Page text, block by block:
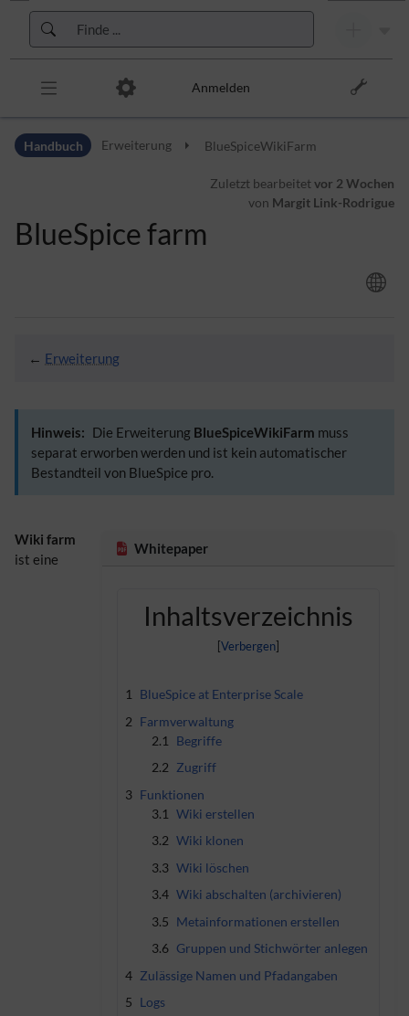
Zur Kopfleiste
Zur Hauptnavigation
Zu den Seitenwerkzeugen
Anmelden
Handbuch Erweiterung BlueSpiceWikiFarm
Zuletzt bearbeitetvor 2 Wochen
von Margit Link-Rodrigue
BlueSpice farm
← Erweiterung
Hinweis: Die Erweiterung BlueSpiceWikiFarm muss
separat erworben werden und ist kein automatischer
Bestandteil von BlueSpice pro.
Whitepaper
Inhaltsverzeichnis
1
BlueSpice at Enterprise Scale
2 Farmverwaltung
2.1
Begriffe
2.2 Zugriff
3 Funktionen
3.1 Wiki erstellen
3.2 Wiki klonen
3.3 Wiki löschen
3.4 Wiki abschalten (archivieren)
3.5 Metainformationen erstellen
3.6 Gruppen und Stichwörter anlegen
4 Zulässige Namen und Pfadangaben
5 Logs
Wiki farm
ist eine